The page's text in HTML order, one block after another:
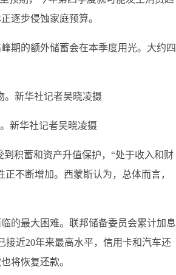
逐步侵蚀家庭预算。
的额外储蓄会在本季度用光。大约四
新华社记者吴晓凌摄
积蓄和资产升值保护，“处于收入和财
不断增加。西蒙斯认为，总体而言，
最大困难。联邦储备委员会累计加息
近20年来最高水平，信用卡和汽车还
将恢复还款。